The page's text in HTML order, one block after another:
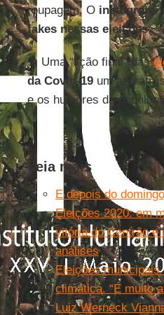
roupagem. O instagram,
fakes nessas eleições;
9) Uma “lição final” das
da Covid-19um ano
e os humores da
Leia mais
E depois do
Eleições 2020: em
vitória do Centrão e
análises
Eleições municipais
climática. “É muito
Luiz Werneck